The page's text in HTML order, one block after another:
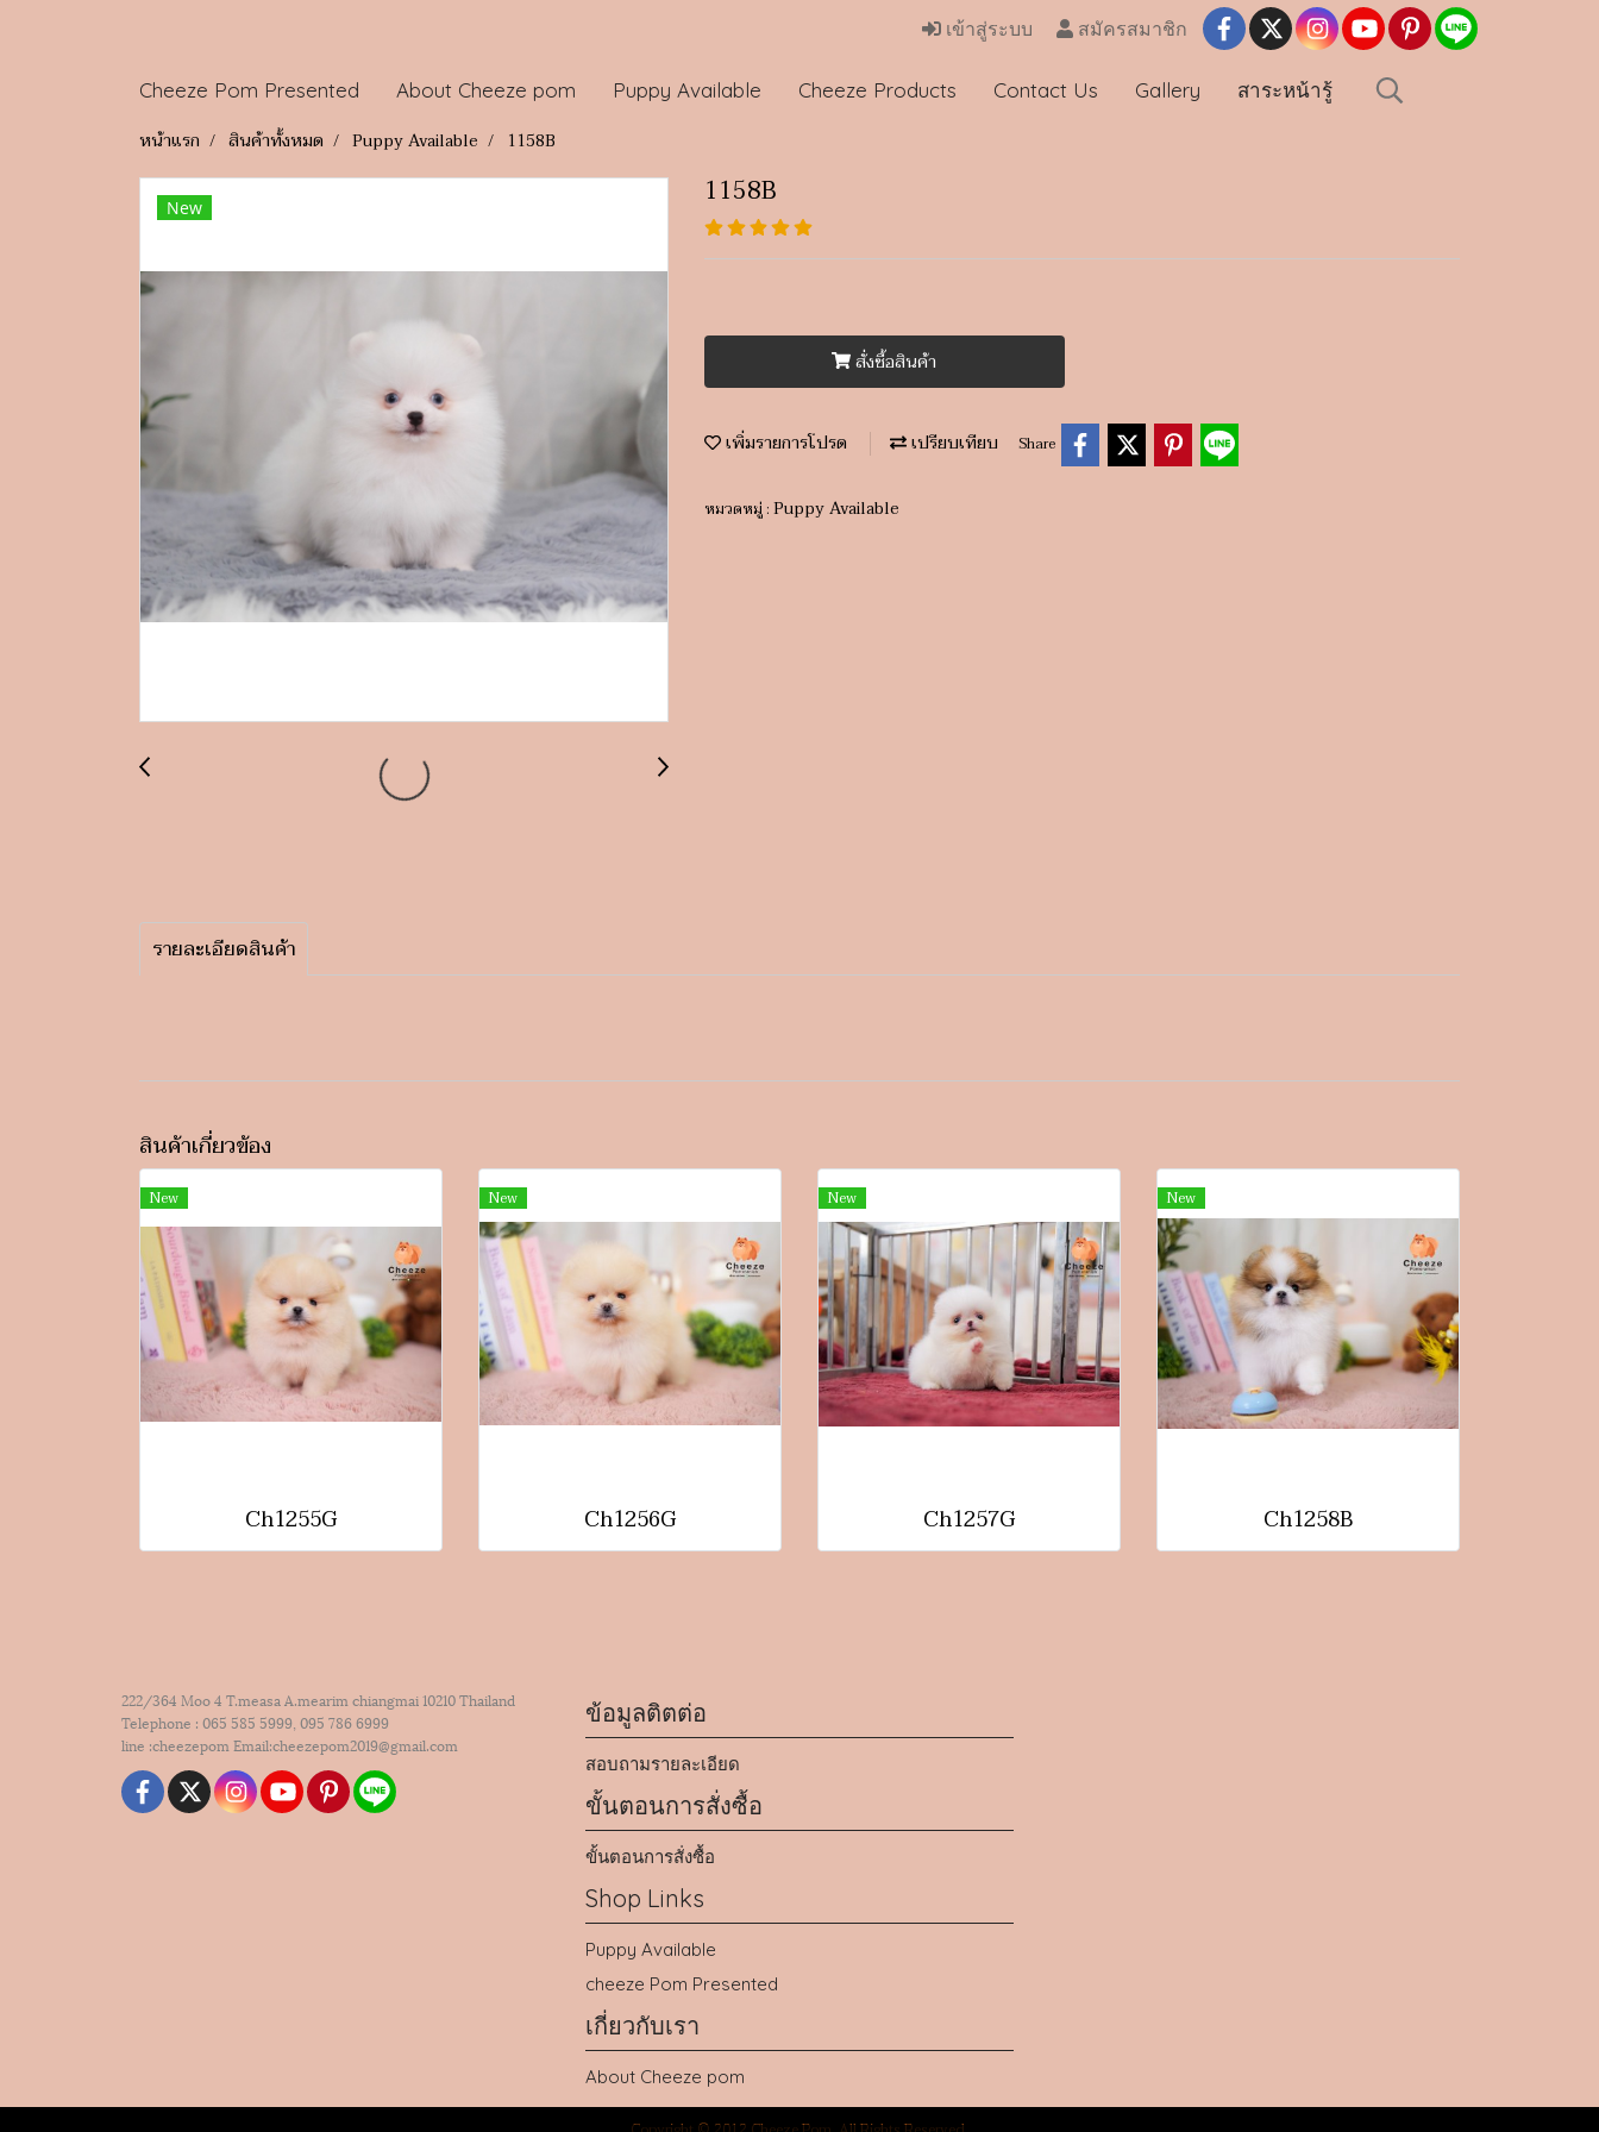
เข้าสู่ระบบ สมัครสมาชิก
Cheeze Pom Presented About Cheeze pom Puppy Available Cheeze Products Contact Us Gallery สาระหน้ารู้
หน้าแรก สินค้าทั้งหมด Puppy Available 1158B
New 1158B
สั่งซื้อสินค้า
เพิ่มรายการโปรด เปรียบเทียบ Share
หมวดหมู่ : Puppy Available
รายละเอียดสินค้า
สินค้าเกี่ยวข้อง
New
Ch1255G
New
Ch1256G
New
Ch1257G
New
Ch1258B
222/364 Moo 4 T.measa A.mearim chiangmai 10210 Thailand
Telephone : 065 585 5999, 095 786 6999
line :cheezepom Email:cheezepom2019@gmail.com
ข้อมูลติตต่อ
สอบถามรายละเอียด
ขั้นตอนการสั่งซื้อ
ขั้นตอนการสั่งซื้อ
Shop Links
Puppy Available
cheeze Pom Presented
เกี่ยวกับเรา
About Cheeze pom